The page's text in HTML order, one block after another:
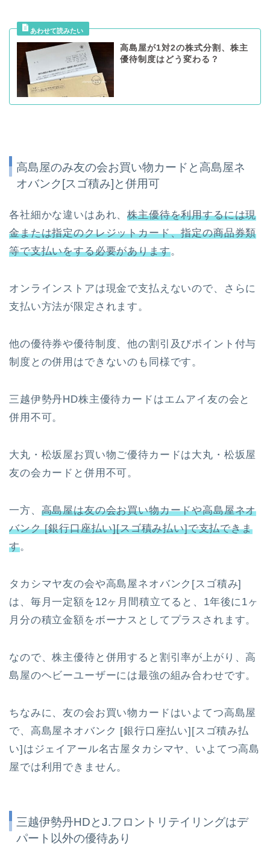
高島屋が1対2の株式分割、株主
優待制度はどう変わる？
高島屋のみ友の会お買い物カードと高島屋ネ
オバンク[スゴ積み]と併用可
各社細かな違いはあれ、株主優待を利用するには現
金または指定のクレジットカード、指定の商品券類
等で支払いをする必要があります。
オンラインストアは現金で支払えないので、さらに
支払い方法が限定されます。
他の優待券や優待制度、他の割引及びポイント付与
制度との併用はできないのも同様です。
三越伊勢丹HD株主優待カードはエムアイ友の会と
併用不可。
大丸・松坂屋お買い物ご優待カードは大丸・松坂屋
友の会カードと併用不可。
一方、 高島屋は友の会お買い物カードや高島屋ネオ
バンク [銀行口座払い][スゴ積み払い]で支払できま
す。
タカシマヤ友の会や高島屋ネオバンク[スゴ積み]
は、毎月一定額を12ヶ月間積立てると、1年後に1ヶ
月分の積立金額をボーナスとしてプラスされます。
なので、株主優待と併用すると割引率が上がり、高
島屋のヘビーユーザーには最強の組み合わせです。
ちなみに、友の会お買い物カードはいよてつ高島屋
で、高島屋ネオバンク [銀行口座払い][スゴ積み払
い]はジェイアール名古屋タカシマヤ、いよてつ高島
屋では利用できません。
三越伊勢丹HDとJ.フロントリテイリングはデ
パート以外の優待あり